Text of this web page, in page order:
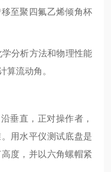
至聚四氟乙烯倾角杯
学分析方法和物理性能
算流动角。
垂直，正对操作者，
用水平仪测试底盘是
度，并以六角螺帽紧